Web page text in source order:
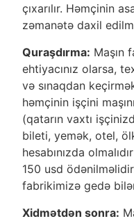
çıxarılır. Həmçinin
zəmanətə daxil
Quraşdırma: Maşın
ehtiyacınız olarsa,
və sınaqdan
həmçinin işçini
(qatarın vaxtı
bileti, yemək, otel,
hesabınızda
150 usd
fabrikimizə gedə
Xidmətdən sonra: